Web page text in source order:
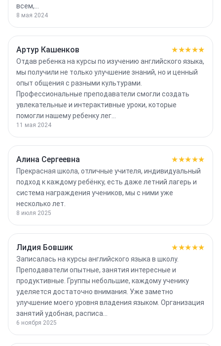
всем,…
8 мая 2024
Артур Кашенков ★★★★★
Отдав ребенка на курсы по изучению английского языка,
мы получили не только улучшение знаний, но и ценный
опыт общения с разными культурами.
Профессиональные преподаватели смогли создать
увлекательные и интерактивные уроки, которые
помогли нашему ребенку лег…
11 мая 2024
Алина Сергеевна ★★★★★
Прекрасная школа, отличные учителя, индивидуальный
подход к каждому ребёнку, есть даже летний лагерь и
система награждения учеников, мы с ними уже
несколько лет.
8 июля 2025
Лидия Бовшик ★★★★★
Записалась на курсы английского языка в школу.
Преподаватели опытные, занятия интересные и
продуктивные. Группы небольшие, каждому ученику
уделяется достаточно внимания. Уже заметно
улучшение моего уровня владения языком. Организация
занятий удобная, расписа…
6 ноября 2025